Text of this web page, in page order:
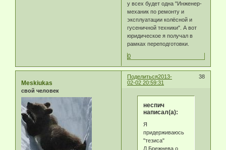
у всех будет одна "Инженер-
механик по ремонту и
эксплуатации колёсной и
гусеничной техники". А вот
юридическое я получал в
рамках переподготовки.
0
Поделиться 38
2013-
02-02 20:59:31
Meskiukas
свой человек
неспич
написал(а):
Я
придерживаюсь
"тезиса"
Л.Брежнева о